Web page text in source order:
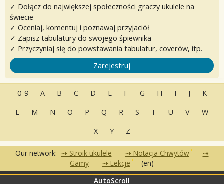
AutoScroll
✓ Dołącz do największej społeczności graczy ukulele na
świecie
✓ Oceniaj, komentuj i poznawaj przyjaciół
✓ Zapisz tabulatury do swojego śpiewnika
✓ Przyczyniaj się do powstawania tabulatur, coverów, itp.
Zarejestruj
0-9 A B C D E F G H I J
K
L
M N O P Q R S T U V
W
X
Y Z
Our network: Stroik ukulele
Notacja Chwytów
Gamy
Lekcje (en)
Często zadawane pytania•Kontakt